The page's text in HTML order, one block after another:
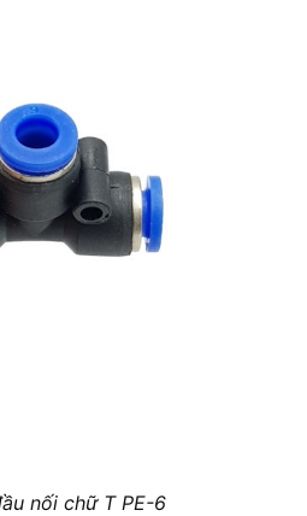
nối chữ T PE-6